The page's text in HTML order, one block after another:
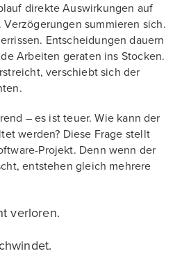
direkte Auswirkungen auf
summieren sich.
Entscheidungen dauern
Arbeiten geraten ins Stocken.
verschiebt sich der
– es ist teuer. Wie kann der
werden? Diese Frage stellt
Projekt. Denn wenn der
entstehen gleich mehrere
verloren.